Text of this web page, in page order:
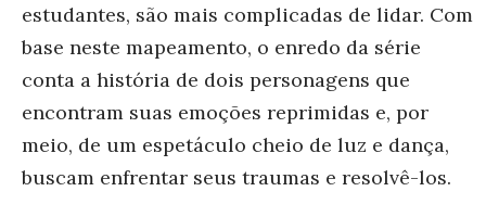
estudantes, são mais complicadas de lidar. Com
base neste mapeamento, o enredo da série
conta a história de dois personagens que
encontram suas emoções reprimidas e, por
meio, de um espetáculo cheio de luz e dança,
buscam enfrentar seus traumas e resolvê-los.